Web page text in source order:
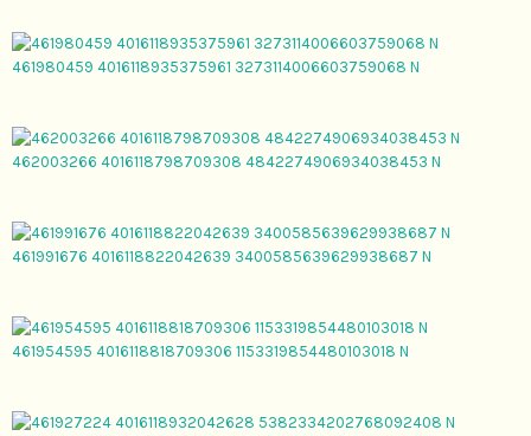
461980459 4016118935375961 3273114006603759068 N
462003266 4016118798709308 4842274906934038453 N
461991676 4016118822042639 3400585639629938687 N
461954595 4016118818709306 1153319854480103018 N